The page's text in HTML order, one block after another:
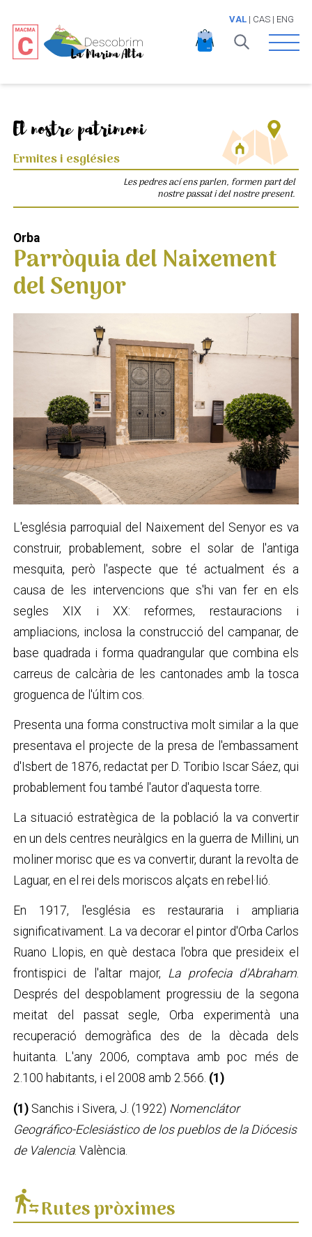
VAL| CAS| ENG
Open
El nostre patrimoni
Ermites i esglésies
Les pedres ací ens parlen, formen part del
nostre passat i del nostre present.
Orba
Parròquia del Naixement
del Senyor
L'església parroquial del Naixement del Senyor es va
construir, probablement, sobre el solar de l'antiga
mesquita, però l'aspecte que té actualment és a
causa de les intervencions que s'hi van fer en els
segles XIX i XX: reformes, restauracions i
ampliacions, inclosa la construcció del campanar, de
base quadrada i forma quadrangular que combina els
carreus de calcària de les cantonades amb la tosca
groguenca de l'últim cos.
Presenta una forma constructiva molt similar a la que
presentava el projecte de la presa de l'embassament
d'Isbert de 1876, redactat per D. Toribio Iscar Sáez, qui
probablement fou també l'autor d'aquesta torre.
La situació estratègica de la població la va convertir
en un dels centres neuràlgics en la guerra de Millini, un
moliner morisc que es va convertir, durant la revolta de
Laguar, en el rei dels moriscos alçats en rebel·lió.
En 1917, l'església es restauraria i ampliaria
significativament. La va decorar el pintor d'Orba Carlos
Ruano Llopis, en què destaca l'obra que presideix el
frontispici de l'altar major, La profecia d'Abraham.
Després del despoblament progressiu de la segona
meitat del passat segle, Orba experimentà una
recuperació demogràfica des de la dècada dels
huitanta. L'any 2006, comptava amb poc més de
2.100 habitants, i el 2008 amb 2.566. (1)
(1) Sanchis i Sivera, J. (1922) Nomenclátor
Geográfico-Eclesiástico de los pueblos de la Diócesis
de Valencia. València.
transfer_within_a_stationRutes pròximes